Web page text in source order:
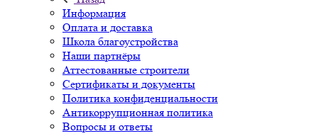
Информация
Оплата и доставка
Школа благоустройства
Наши партнёры
Аттестованные строители
Сертификаты и документы
Политика конфиденциальности
Антикоррупционная политика
Вопросы и ответы